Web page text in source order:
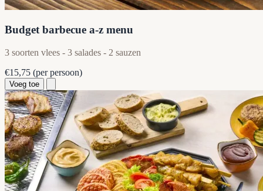
Budget barbecue a-z menu
3 soorten vlees - 3 salades - 2 sauzen
€15,75 (per persoon)
Voeg toe